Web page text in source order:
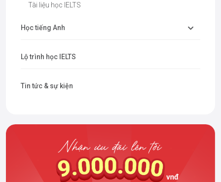
Tài liệu học IELTS
Học tiếng Anh
Lộ trình học IELTS
Tin tức & sự kiện